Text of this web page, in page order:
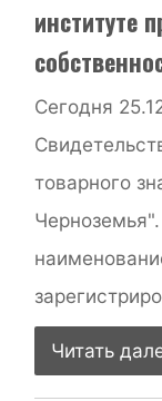
институте
Сегодня
товарного
Читать